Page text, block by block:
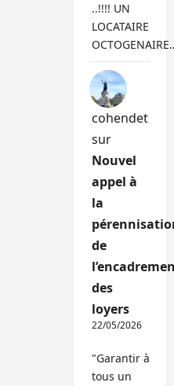
..!!!! UN
LOCATAIRE
cohendet
sur
Nouvel
appel à
la
de
des
loyers
22/05/2026
"Garantir à
tous un